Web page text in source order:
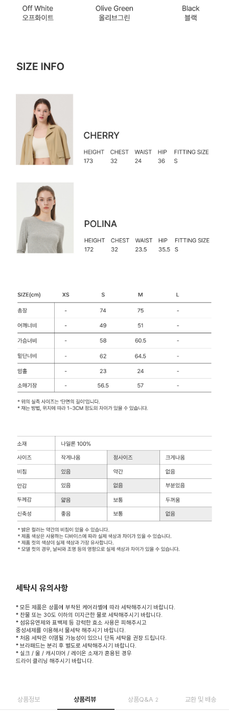
세탁시 유의사항
* 모든 제품은 상품에 부착된 케어라벨에 따라 세탁해주시기 바랍니다.
* 찬물 또는 30도 이하의 미지근한 물로 세탁해주시기 바랍니다.
* 섬유유연제와 표백제 등 강력한 효소 사용은 피해주시고
중성세제를 이용해서 물세탁 해주시기 바랍니다.
* 처음 세탁은 이염될 가능성이 있으니 단독 세탁을 권장 드립니다.
* 브라패드는 분리 후 별도로 세탁해주시기 바랍니다.
* 실크 / 울 / 캐시미어 / 레이온 소재가 혼용된 경우
드라이 클리닝 해주시기 바랍니다.
상품정보 상품리뷰 상품Q&A 2 교환 및 배송